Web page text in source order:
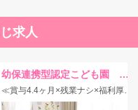
求人
幼保連携型認定こども園 井吹北つぐみ保育園
≪賞与4.4ヶ月×残業ナシ×福利厚生充実◎≫働きやすくチームワーク抜群のこども園★